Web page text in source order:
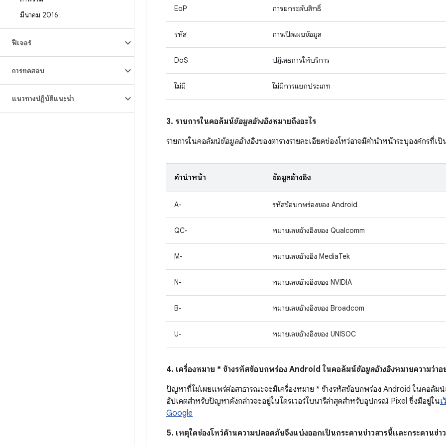
มีนาคม 2016
ฟีเจอร์
การทดสอบ
แนวทางปฏิบัติแนะนำ
EoP การยกระดับสิทธิ์
รหัส การเปิดเผยข้อมูล
DoS ปฏิเสธการให้บริการ
ไม่มี ไม่มีการแยกประเภท
3. รายการในคอลัมน์ข้อมูลอ้างอิงหมายถึงอะไร
รายการในคอลัมน์ข้อมูลอ้างอิงของตารางรายละเอียดช่องโหว่อาจมีคำนำหน้าระบุองค์กรที่เป็
คำนำหน้า ข้อมูลอ้างอิง
A- รหัสข้อบกพร่องของ Android
QC- หมายเลขอ้างอิงของ Qualcomm
M- หมายเลขอ้างอิง MediaTek
N- หมายเลขอ้างอิงของ NVIDIA
B- หมายเลขอ้างอิงของ Broadcom
U- หมายเลขอ้างอิงของ UNISOC
4. เครื่องหมาย * ข้างรหัสข้อบกพร่อง Android ในคอลัมน์ข้อมูลอ้างอิงหมายความว่าอ
ปัญหาที่ไม่เผยแพร่ต่อสาธารณะจะมีเครื่องหมาย * ข้างรหัสข้อบกพร่อง Android ในคอลัมน์
อัปเดตสำหรับปัญหาดังกล่าวจะอยู่ในไดรเวอร์ไบนารีล่าสุดสำหรับอุปกรณ์ Pixel ซึ่งมีอยู่ใน
Google
5. เหตุใดช่องโหว่ด้านความปลอดภัยจึงแบ่งออกเป็นกระดานข่าวสารนี้และกระดานข่